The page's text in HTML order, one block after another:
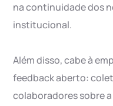
na continuidade dos
institucional.
Além disso, cabe à
feedback aberto:
colaboradores sobre